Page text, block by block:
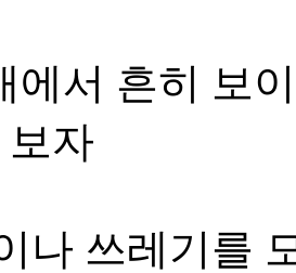
에서 흔히 보
자
나 쓰레기를